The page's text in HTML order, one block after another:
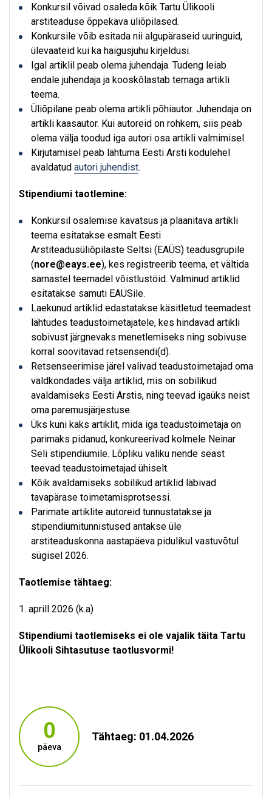
Konkursil võivad osaleda kõik Tartu Ülikooli
arstiteaduse õppekava üliõpilased.
Konkursile võib esitada nii algupäraseid uuringuid,
ülevaateid kui ka haigusjuhu kirjeldusi.
Igal artiklil peab olema juhendaja. Tudeng leiab
endale juhendaja ja kooskõlastab temaga artikli
teema.
Üliõpilane peab olema artikli põhiautor. Juhendaja on
artikli kaasautor. Kui autoreid on rohkem, siis peab
olema välja toodud iga autori osa artikli valmimisel.
Kirjutamisel peab lähtuma Eesti Arsti kodulehel
avaldatud autori juhendist.
Stipendiumi taotlemine:
Konkursil osalemise kavatsus ja plaanitava artikli
teema esitatakse esmalt Eesti
Arstiteadusüliõpilaste Seltsi (EAÜS) teadusgrupile
(nore@eays.ee), kes registreerib teema, et vältida
sarnastel teemadel võistlustöid. Valminud artiklid
esitatakse samuti EAÜSile.
Laekunud artiklid edastatakse käsitletud teemadest
lähtudes teadustoimetajatele, kes hindavad artikli
sobivust järgnevaks menetlemiseks ning sobivuse
korral soovitavad retsensendi(d).
Retsenseerimise järel valivad teadustoimetajad oma
valdkondades välja artiklid, mis on sobilikud
avaldamiseks Eesti Arstis, ning teevad igaüks neist
oma paremusjärjestuse.
Üks kuni kaks artiklit, mida iga teadustoimetaja on
parimaks pidanud, konkureerivad kolmele Neinar
Seli stipendiumile. Lõpliku valiku nende seast
teevad teadustoimetajad ühiselt.
Kõik avaldamiseks sobilikud artiklid läbivad
tavapärase toimetamisprotsessi.
Parimate artiklite autoreid tunnustatakse ja
stipendiumitunnistused antakse üle
arstiteaduskonna aastapäeva pidulikul vastuvõtul
sügisel 2026.
Taotlemise tähtaeg:
1. aprill 2026 (k.a)
Stipendiumi taotlemiseks ei ole vajalik täita Tartu
Ülikooli Sihtasutuse taotlusvormi!
0
päeva
Tähtaeg: 01.04.2026